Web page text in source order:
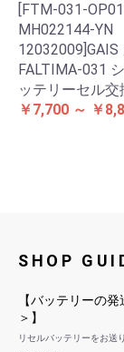
[FTM-031-
MH022144-YN
12032009]GAIS
FALTIMA-031
ッテリーセル交
￥7,700 ～ ￥
SHOP
【バッテリーの
＞】
リセルバッテリーをお送